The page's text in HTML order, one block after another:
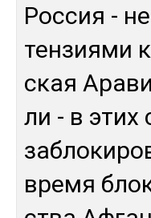
Рос­сия -
тен­зия­ми
ская
ли - в
вре­мя